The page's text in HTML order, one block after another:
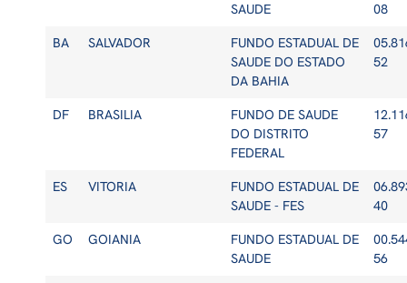
SAUDE
08
BA SALVADOR
FUNDO ESTADUAL DE
SAUDE DO ESTADO
DA BAHIA
52
DF BRASILIA
FUNDO DE SAUDE
DO DISTRITO
FEDERAL
57
ES VITORIA
FUNDO ESTADUAL DE
SAUDE - FES
40
GO GOIANIA
FUNDO ESTADUAL DE
SAUDE
56